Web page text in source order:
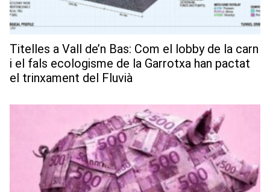
Titelles a Vall de’n Bas: Com el lobby de la carn
i el fals ecologisme de la Garrotxa han pactat
el trinxament del Fluvià